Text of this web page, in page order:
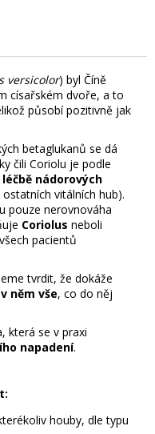
versicolor) byl Číně
císařském dvoře, a to
působí pozitivně jak
betaglukanů se dá
čili Coriolu je podle
nádorových
vitálních hub).
pouze nerovnováha
Coriolus neboli
pacientů
tvrdit, že dokáže
něm vše, co do něj
která se v praxi
napadení.
houby, dle typu